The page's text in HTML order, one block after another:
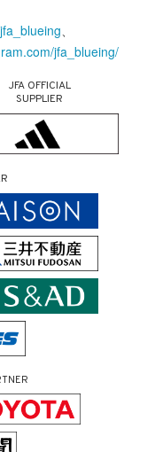
jfa_blueing/
JFA OFFICIAL
SUPPLIER